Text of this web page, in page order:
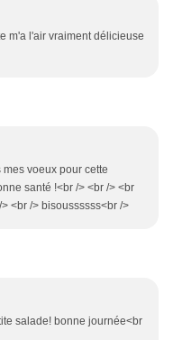
m'a l'air vraiment délicieuse
voeux pour cette
santé !<br /> <br /> <br
<br /> bisoussssss<br />
salade! bonne journée<br